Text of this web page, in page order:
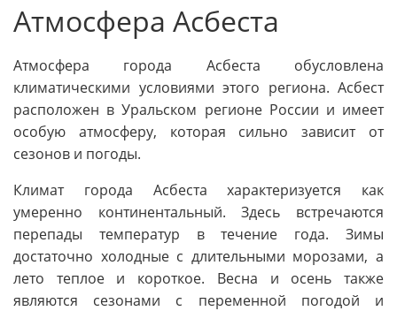
Атмосфера Асбеста
Атмосфера города Асбеста обусловлена
климатическими условиями этого региона. Асбест
расположен в Уральском регионе России и имеет
особую атмосферу, которая сильно зависит от
сезонов и погоды.
Климат города Асбеста характеризуется как
умеренно континентальный. Здесь встречаются
перепады температур в течение года. Зимы
достаточно холодные с длительными морозами, а
лето теплое и короткое. Весна и осень также
являются сезонами с переменной погодой и